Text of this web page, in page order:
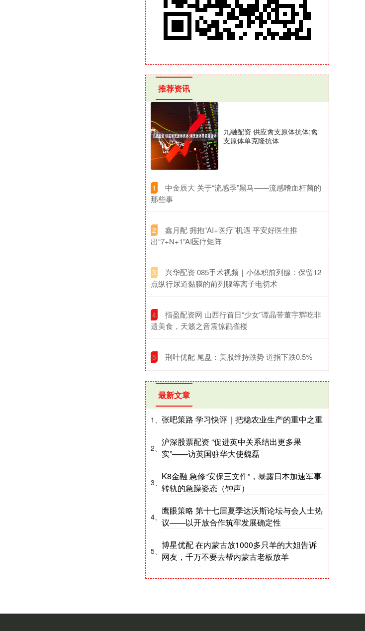
推荐资讯
九融配资 供应禽支原体抗体;禽
支原体单克隆抗体
1
​中金辰大 关于“流感季”黑马——流感嗜血杆菌的
那些事
2
​鑫月配 拥抱“AI+医疗”机遇 平安好医生推
出“7+N+1”AI医疗矩阵
3
​兴华配资 085手术视频｜小体积前列腺：保留12
点纵行尿道黏膜的前列腺等离子电切术
4
​指盈配资网 山西行首日“少女”谭晶带董宇辉吃非
遗美食，天籁之音震惊鹳雀楼
5 ​荆叶优配 尾盘：美股维持跌势 道指下跌0.5%
最新文章
1、 张吧策路 学习快评｜把稳农业生产的重中之重
2、
沪深股票配资 “促进英中关系结出更多果
实”——访英国驻华大使魏磊
3、
K8金融 急修“安保三文件”，暴露日本加速军事
转轨的急躁姿态（钟声）
4、
鹰眼策略 第十七届夏季达沃斯论坛与会人士热
议——以开放合作筑牢发展确定性
5、
博星优配 在内蒙古放1000多只羊的大姐告诉
网友，千万不要去帮内蒙古老板放羊